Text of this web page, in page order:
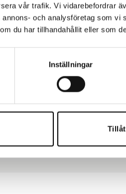
vår trafik. Vi vidarebefordrar
och analysföretag som
du har tillhandahållit eller som
Inställningar
Hyrespris: 3
58,00kr